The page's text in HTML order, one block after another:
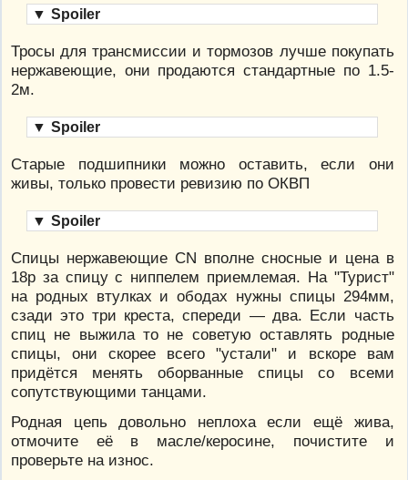
▼ Spoiler
Тросы для трансмиссии и тормозов лучше покупать
нержавеющие, они продаются стандартные по 1.5-
2м.
▼ Spoiler
Старые подшипники можно оставить, если они
живы, только провести ревизию по ОКВП
▼ Spoiler
Спицы нержавеющие CN вполне сносные и цена в
18р за спицу с ниппелем приемлемая. На "Турист"
на родных втулках и ободах нужны спицы 294мм,
сзади это три креста, спереди — два. Если часть
спиц не выжила то не советую оставлять родные
спицы, они скорее всего "устали" и вскоре вам
придётся менять оборванные спицы со всеми
сопутствующими танцами.
Родная цепь довольно неплоха если ещё жива,
отмочите её в масле/керосине, почистите и
проверьте на износ.